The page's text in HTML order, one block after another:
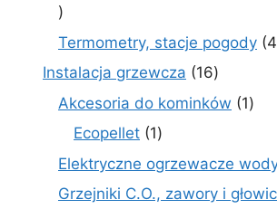
30
produktów
Termometry, stacje pogody 4
Instalacja grzewcza 1616
Akcesoria do kominków 11
Ecopellet 11
Elektryczne ogrzewacze
Grzejniki C.O., zawory i